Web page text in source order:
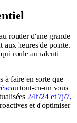
routier d'une grande
aux heures de pointe.
roule au ralenti
à faire en sorte que
tout-en-un vous
24h/24 et 7j/7,
et d'optimiser